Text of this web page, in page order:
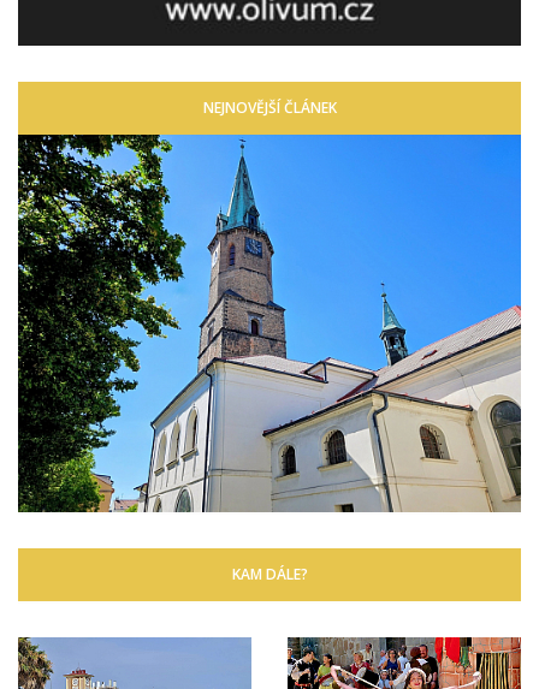
NEJNOVĚJŠÍ ČLÁNEK
KAM DÁLE?